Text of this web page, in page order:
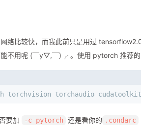
络比较快，而我此前只是用过
不用呢 (￣y▽,￣)╭ 。使用 pytorch 推荐
torchvision torchaudio
要加 -c pytorch 还是看你的 .condarc